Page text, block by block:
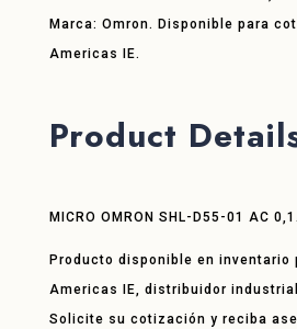
Marca: Omron. Disponible para
Americas IE.
Product
MICRO OMRON SHL-D55-01 AC
Producto disponible en inventario
Americas IE, distribuidor
Solicite su cotización y reciba